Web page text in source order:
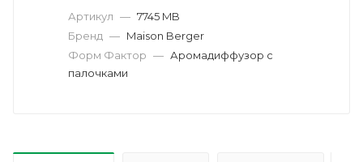
Артикул — 7745 MB
Бренд — Maison Berger
Форм Фактор — Аромадиффузор с
палочками